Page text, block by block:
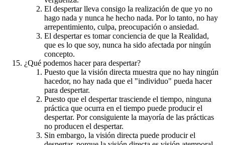
El despertar lleva consigo la realización de que yo no
hago nada y nunca he hecho nada. Por lo tanto, no hay
arrepentimiento, culpa, preocupación o ansiedad.
El despertar es tomar conciencia de que la Realidad,
que es lo que soy, nunca ha sido afectada por ningún
concepto.
¿Qué podemos hacer para despertar?
Puesto que la visión directa muestra que no hay ningún
hacedor, no hay nada que el "individuo" pueda hacer
para despertar.
Puesto que el despertar trasciende el tiempo, ninguna
práctica que ocurra en el tiempo puede producir el
despertar. Por consiguiente la mayoría de las prácticas
no producen el despertar.
Sin embargo, la visión directa puede producir el